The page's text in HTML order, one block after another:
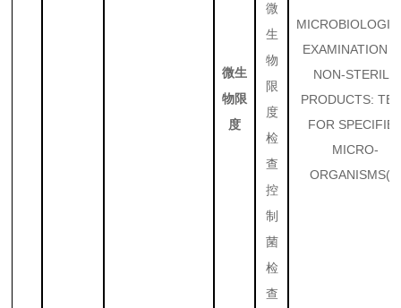
微生
物限
度
微
生
物
限
度
检
查
控
制
菌
检
查
EXAMINATION
NON-STERILE
PRODUCTS:
FOR
MICRO-
ORGANISMS(3)